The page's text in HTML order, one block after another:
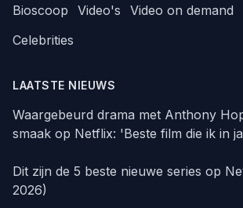
Bioscoop
Video's Video on demand
Celebrities
LAATSTE NIEUWS
Waargebeurd drama met Anthony
smaak op Netflix: 'Beste film die ik in
Dit zijn de 5 beste nieuwe series op
2026)